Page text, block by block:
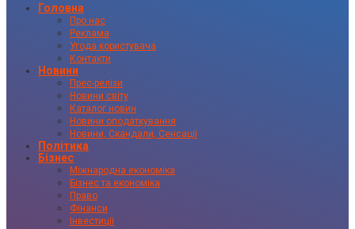
Головна
Про нас
Реклама
Угода користувача
Контакти
Новини
Прес-релізи
Новини світу
Каталог новин
Новини оподаткування
Новини, Скандали, Сенсації
Політика
Бізнес
Міжнародна економіка
Бізнес та економіка
Право
Фінанси
Інвестиції